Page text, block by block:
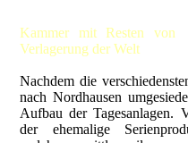
Kammer mit Resten
Verlagerung der Welt
Nachdem die
nach Nordhausen
Aufbau der Tagesanlagen.
der ehemalige